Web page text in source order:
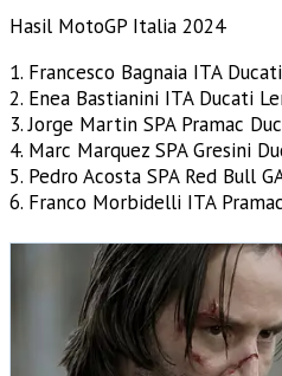
Hasil MotoGP Italia 2024
1. Francesco Bagnaia ITA
2. Enea Bastianini ITA Ducati
3. Jorge Martin SPA Pramac
4. Marc Marquez SPA Gresini
5. Pedro Acosta SPA Red Bull
6. Franco Morbidelli ITA